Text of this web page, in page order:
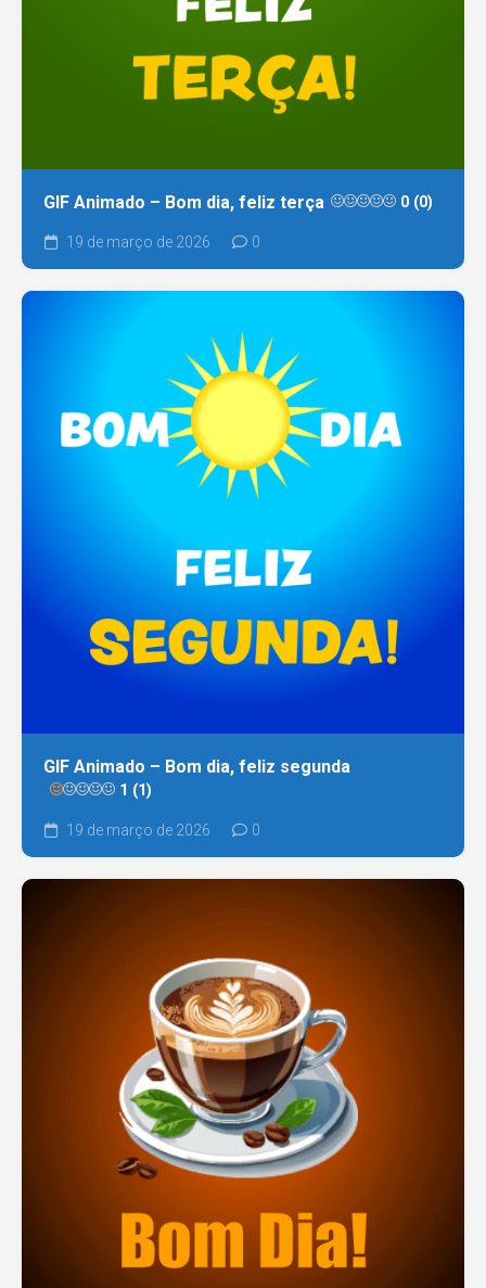
GIF Animado – Bom dia, feliz terça 0 (0)
19 de março de 2026 0
GIF Animado – Bom dia, feliz segunda
1 (1)
19 de março de 2026 0